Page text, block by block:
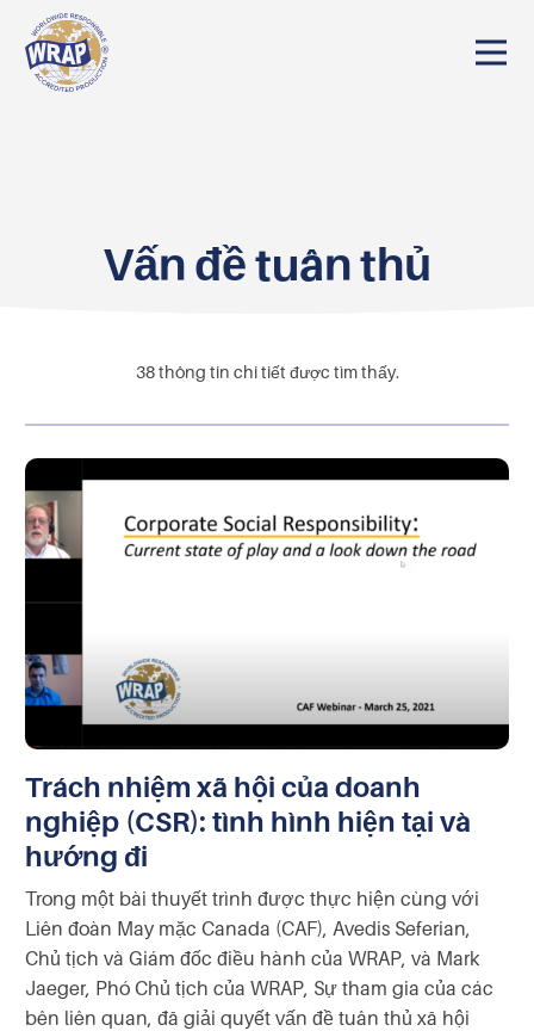
Vấn đề tuân thủ
38 thông tin chi tiết được tìm thấy.
Trách nhiệm xã hội của doanh
nghiệp (CSR): tình hình hiện tại và
hướng đi
Trong một bài thuyết trình được thực hiện cùng với
Liên đoàn May mặc Canada (CAF), Avedis Seferian,
Chủ tịch và Giám đốc điều hành của WRAP, và Mark
Jaeger, Phó Chủ tịch của WRAP, Sự tham gia của các
bên liên quan, đã giải quyết vấn đề tuân thủ xã hội